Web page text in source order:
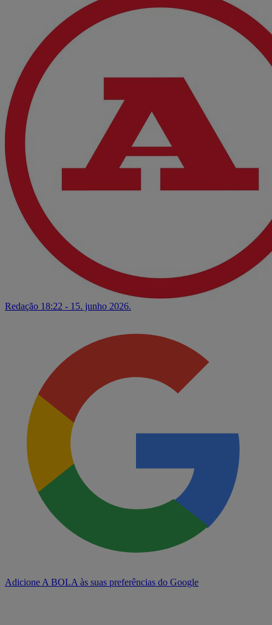
Redação 18:22 - 15. junho 2026.
Adicione A BOLA às suas preferências do Google